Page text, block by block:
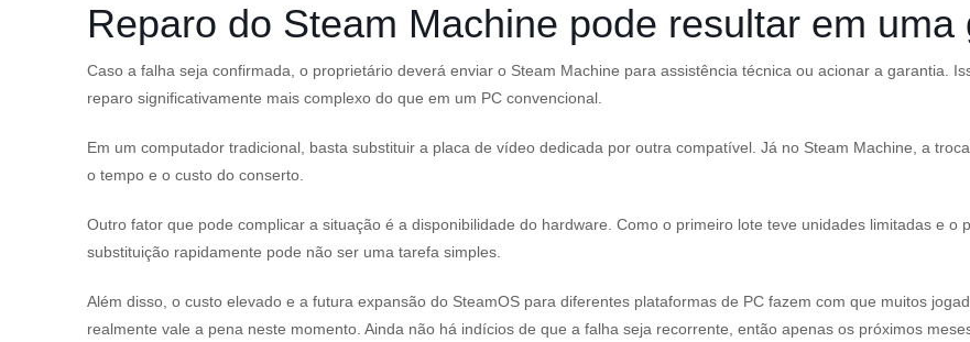
Reparo do Steam Machine pode resultar em
Caso a falha seja confirmada, o proprietário deverá enviar o Steam Machine para assistência técnica ou acionar a garantia.
reparo significativamente mais complexo do que em um PC convencional.
Em um computador tradicional, basta substituir a placa de vídeo dedicada por outra compatível. Já no Steam Machine, a
o tempo e o custo do conserto.
Outro fator que pode complicar a situação é a disponibilidade do hardware. Como o primeiro lote teve unidades limitadas e o
substituição rapidamente pode não ser uma tarefa simples.
Além disso, o custo elevado e a futura expansão do SteamOS para diferentes plataformas de PC fazem com que muitos
realmente vale a pena neste momento. Ainda não há indícios de que a falha seja recorrente, então apenas os próximos